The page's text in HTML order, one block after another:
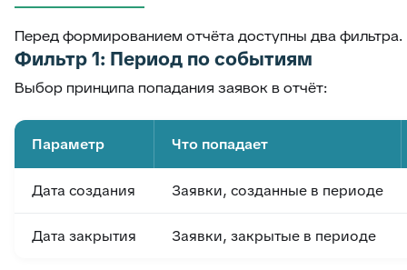
Перед формированием отчёта доступны два фильтра.
Фильтр 1: Период по событиям
Выбор принципа попадания заявок в отчёт:
Параметр Что попадает
Дата создания Заявки, созданные в периоде
Дата закрытия Заявки, закрытые в периоде